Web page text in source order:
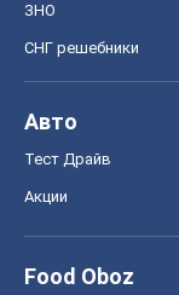
ЗНО
СНГ решебники
Авто
Тест Драйв
Акции
Food Oboz